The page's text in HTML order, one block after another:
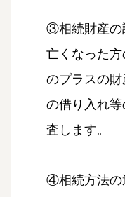
③相続財産の
亡くなった
のプラスの
の借り入れ
査します。
④相続方法の